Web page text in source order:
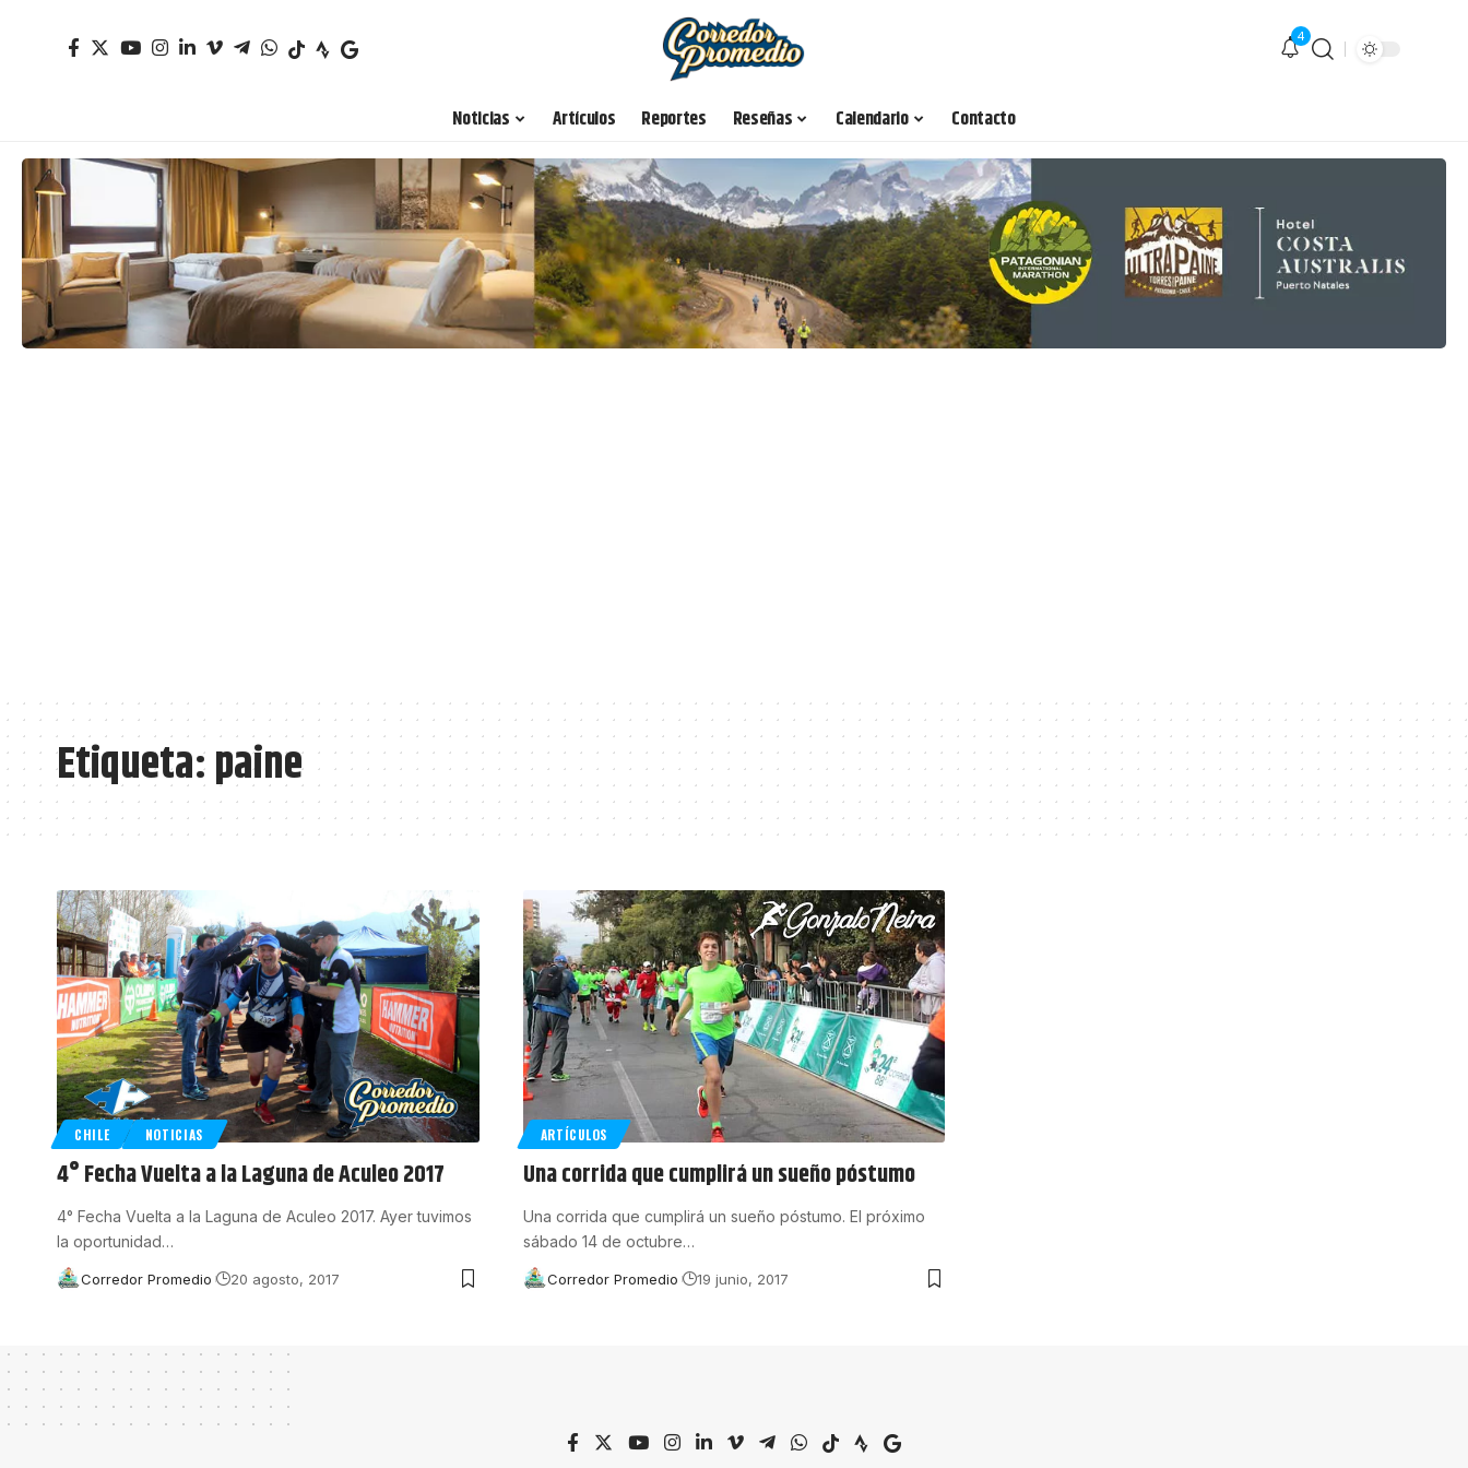
4
Noticias Artículos Reportes Reseñas Calendario Contacto
Etiqueta:paine
CHILE NOTICIAS
4° Fecha Vuelta a la Laguna de Aculeo 2017
4° Fecha Vuelta a la Laguna de Aculeo 2017. Ayer tuvimos
la oportunidad…
Corredor Promedio 20 agosto, 2017
ARTÍCULOS
Una corrida que cumplirá un sueño póstumo
Una corrida que cumplirá un sueño póstumo. El próximo
sábado 14 de octubre…
Corredor Promedio 19 junio, 2017